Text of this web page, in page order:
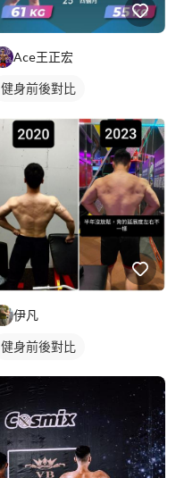
Ace王正宏
健身前後對比
伊凡
健身前後對比